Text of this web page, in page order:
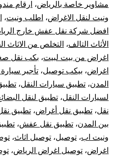
مشاوير خاصة بالرياض، ارقام
ونيت لنقل الاغراض، اطلب ونيت،
افضل شركة نقل عفش خارج
الأثاث التالف، التخلص من الاثاث
اغراض من بيت لبيت، بكب نقل
اغراض، بيكب توصيل، تأجير
المدن، تطبيق سيارات النقل،
لسيارات النقل، تطبيق لنقل
نقل، تطبيق نقل أغراض، تطبيق
بين المدن، تطبيق نقل عفش،
ونيت اب، توصيل، توصيل اثاث،
اغراض، توصيل اغراض الرياض،